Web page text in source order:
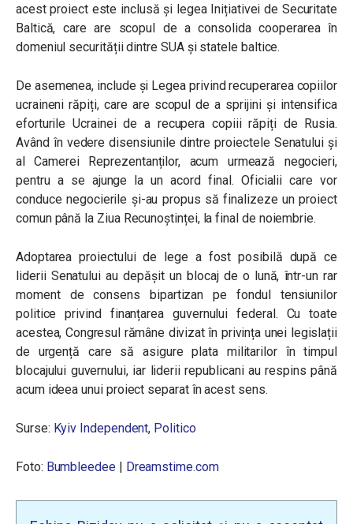
acest proiect este inclusă și legea Inițiativei de Securitate
Baltică, care are scopul de a consolida cooperarea în
domeniul securității dintre SUA și statele baltice.
De asemenea, include și Legea privind recuperarea copiilor
ucraineni răpiți, care are scopul de a sprijini și intensifica
eforturile Ucrainei de a recupera copiii răpiți de Rusia.
Având în vedere disensiunile dintre proiectele Senatului și
al Camerei Reprezentanților, acum urmează negocieri,
pentru a se ajunge la un acord final. Oficialii care vor
conduce negocierile și-au propus să finalizeze un proiect
comun până la Ziua Recunoștinței, la final de noiembrie.
Adoptarea proiectului de lege a fost posibilă după ce
liderii Senatului au depășit un blocaj de o lună, într-un rar
moment de consens bipartizan pe fondul tensiunilor
politice privind finanțarea guvernului federal. Cu toate
acestea, Congresul rămâne divizat în privința unei legislații
de urgență care să asigure plata militarilor în timpul
blocajului guvernului, iar liderii republicani au respins până
acum ideea unui proiect separat în acest sens.
Surse: Kyiv Independent, Politico
Foto: Bumbleedee| Dreamstime.com